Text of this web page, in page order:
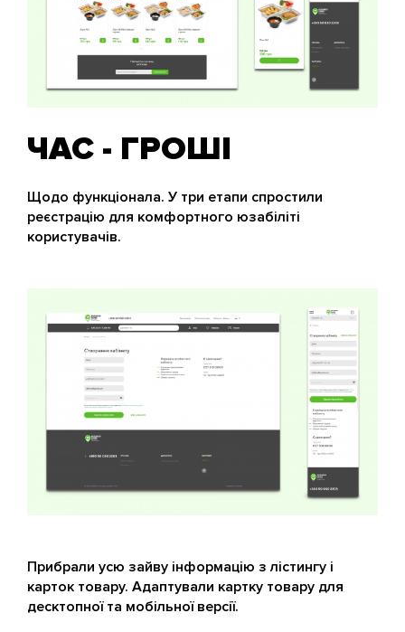
ЧАС - ГРОШІ
Щодо функціонала. У три етапи спростили
реєстрацію для комфортного юзабіліті
користувачів.
Прибрали усю зайву інформацію з лістингу і
карток товару. Адаптували картку товару для
десктопної та мобільної версії.